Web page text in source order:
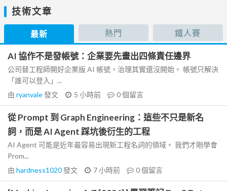
技術文章
最新 熱門 鐵人賽
AI 協作不是發帳號：企業要先畫出四條責任邊界
公司替工程師開好企業版 AI 帳號，治理其實還沒開始。 帳號只解決
「誰可以登入」...
由 ryanvale發文 5 小時前 0個留言
從 Prompt 到 Graph Engineering：這些不只是新名
詞，而是 AI Agent 踩坑後衍生的工程
AI Agent 可能是近年最容易出現新工程名詞的領域。 我們才剛學會
Prom...
由 hardness1020發文 7 小時前 0個留言